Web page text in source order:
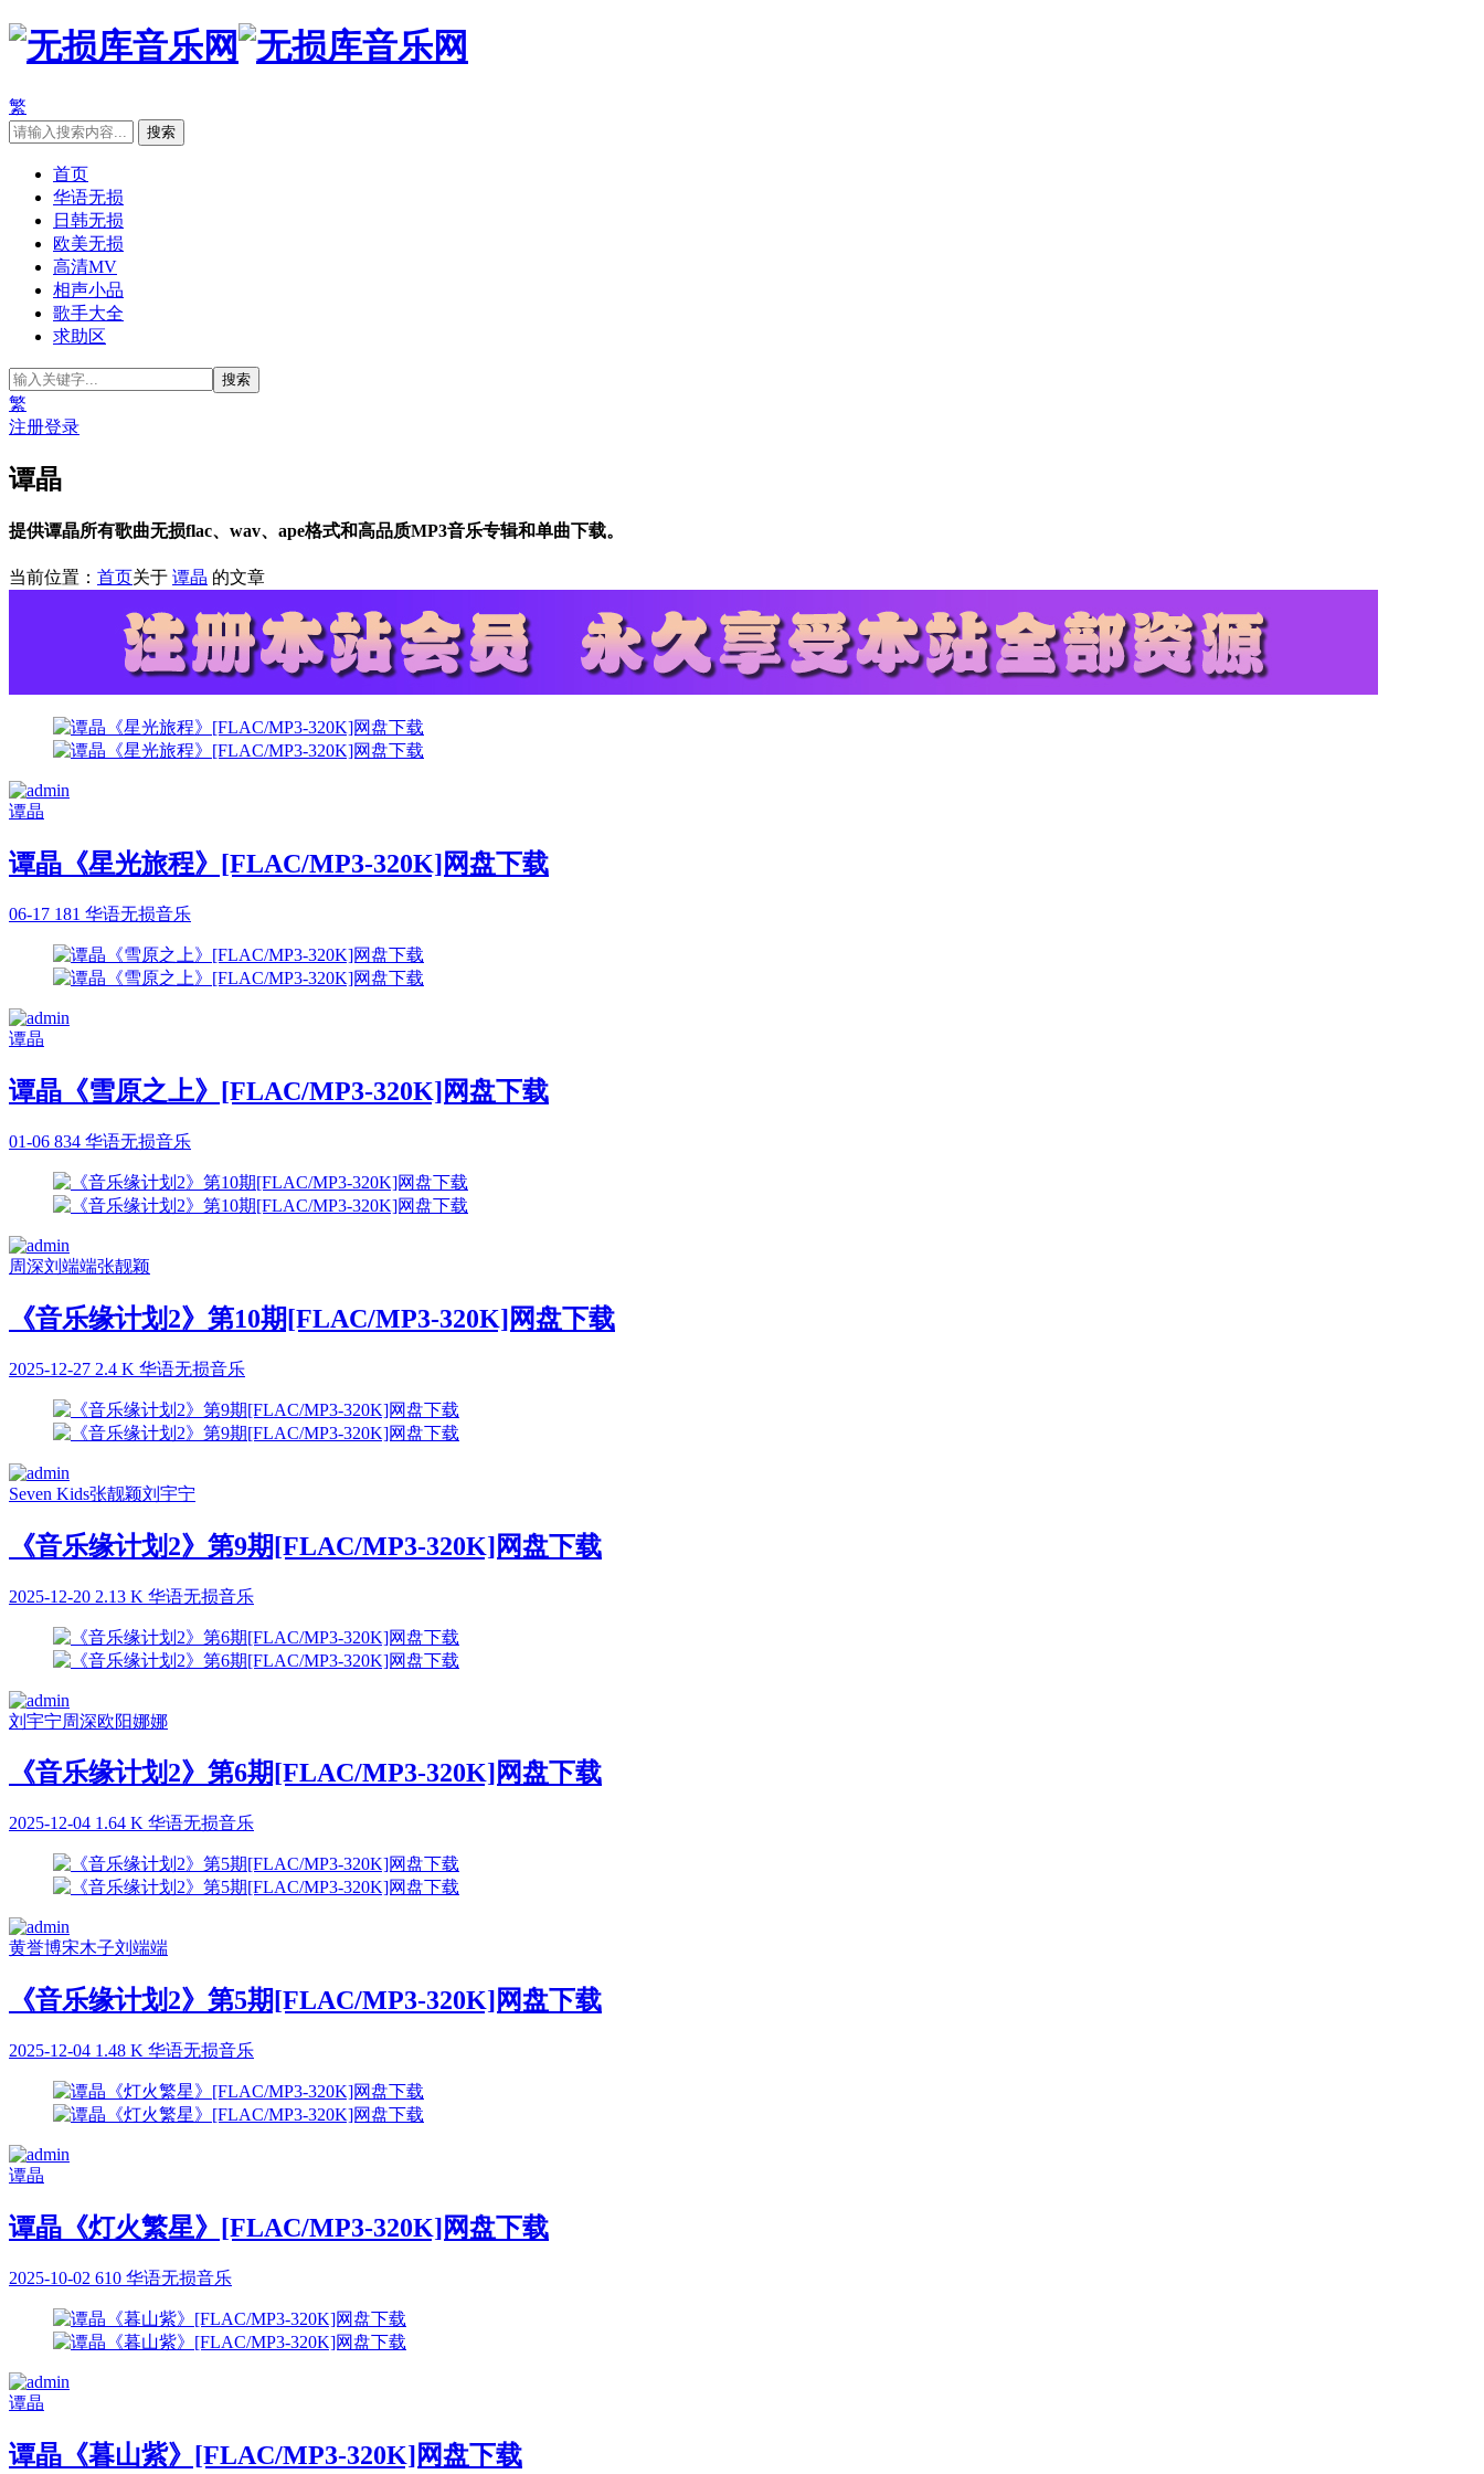
繁
首页
华语无损
日韩无损
欧美无损
高清MV
相声小品
歌手大全
求助区
繁
注册登录
谭晶
提供谭晶所有歌曲无损flac、wav、ape格式和高品质MP3音乐专辑和单曲下载。
当前位置： 首页关于 谭晶 的文章
谭晶
谭晶《星光旅程》[FLAC/MP3-320K]网盘下载
06-17 181 华语无损音乐
谭晶
谭晶《雪原之上》[FLAC/MP3-320K]网盘下载
01-06 834 华语无损音乐
周深刘端端张靓颖
《音乐缘计划2》第10期[FLAC/MP3-320K]网盘下载
2025-12-27 2.4 K 华语无损音乐
Seven Kids张靓颖刘宇宁
《音乐缘计划2》第9期[FLAC/MP3-320K]网盘下载
2025-12-20 2.13 K 华语无损音乐
刘宇宁周深欧阳娜娜
《音乐缘计划2》第6期[FLAC/MP3-320K]网盘下载
2025-12-04 1.64 K 华语无损音乐
黄誉博宋木子刘端端
《音乐缘计划2》第5期[FLAC/MP3-320K]网盘下载
2025-12-04 1.48 K 华语无损音乐
谭晶
谭晶《灯火繁星》[FLAC/MP3-320K]网盘下载
2025-10-02 610 华语无损音乐
谭晶
谭晶《暮山紫》[FLAC/MP3-320K]网盘下载